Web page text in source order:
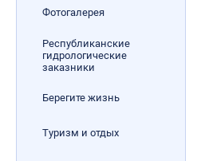
Фотогалерея
Республиканские
гидрологические
заказники
Берегите жизнь
Туризм и отдых